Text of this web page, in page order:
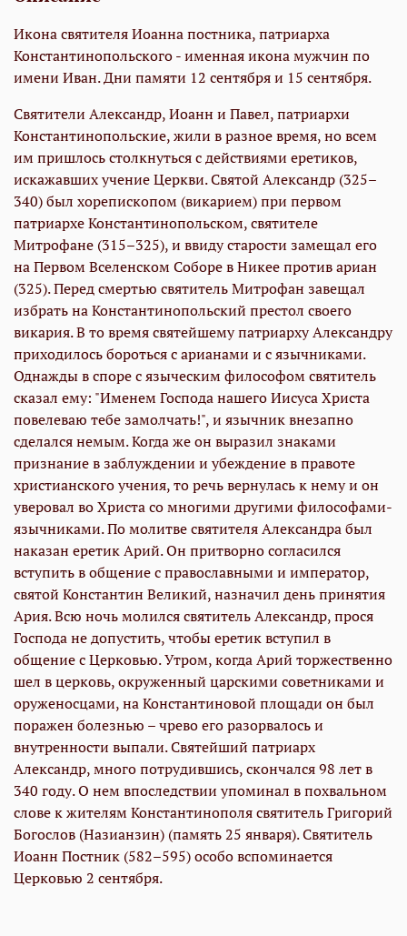
Икона святителя Иоанна постника, патриарха
Константинопольского - именная икона мужчин по
имени Иван. Дни памяти 12 сентября и 15 сентября.
Святители Александр, Иоанн и Павел, патриархи
Константинопольские, жили в разное время, но всем
им пришлось столкнуться с действиями еретиков,
искажавших учение Церкви. Святой Александр (325–
340) был хорепископом (викарием) при первом
патриархе Константинопольском, святителе
Митрофане (315–325), и ввиду старости замещал его
на Первом Вселенском Соборе в Никее против ариан
(325). Перед смертью святитель Митрофан завещал
избрать на Константинопольский престол своего
викария. В то время святейшему патриарху Александру
приходилось бороться с арианами и с язычниками.
Однажды в споре с языческим философом святитель
сказал ему: "Именем Господа нашего Иисуса Христа
повелеваю тебе замолчать!", и язычник внезапно
сделался немым. Когда же он выразил знаками
признание в заблуждении и убеждение в правоте
христианского учения, то речь вернулась к нему и он
уверовал во Христа со многими другими философами-
язычниками. По молитве святителя Александра был
наказан еретик Арий. Он притворно согласился
вступить в общение с православными и император,
святой Константин Великий, назначил день принятия
Ария. Всю ночь молился святитель Александр, прося
Господа не допустить, чтобы еретик вступил в
общение с Церковью. Утром, когда Арий торжественно
шел в церковь, окруженный царскими советниками и
оруженосцами, на Константиновой площади он был
поражен болезнью – чрево его разорвалось и
внутренности выпали. Святейший патриарх
Александр, много потрудившись, скончался 98 лет в
340 году. О нем впоследствии упоминал в похвальном
слове к жителям Константинополя святитель Григорий
Богослов (Назианзин) (память 25 января). Святитель
Иоанн Постник (582–595) особо вспоминается
Церковью 2 сентября.